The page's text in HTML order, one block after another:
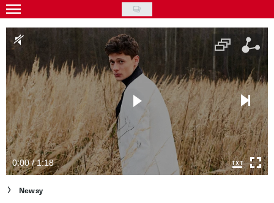
Skip
to
main
content
Gwiazdy
Ludzie
Moda
Uroda
Styl życia
Kultura
Wideo
0:00 / 1:18
Newsy